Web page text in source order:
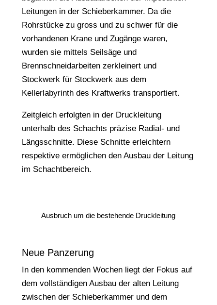
Leitungen in der Schieberkammer. Da die
Rohrstücke zu gross und zu schwer für die
vorhandenen Krane und Zugänge waren,
wurden sie mittels Seilsäge und
Brennschneidarbeiten zerkleinert und
Stockwerk für Stockwerk aus dem
Kellerlabyrinth des Kraftwerks transportiert.
Zeitgleich erfolgten in der Druckleitung
unterhalb des Schachts präzise Radial- und
Längsschnitte. Diese Schnitte erleichtern
respektive ermöglichen den Ausbau der Leitung
im Schachtbereich.
Ausbruch um die bestehende Druckleitung
Neue Panzerung
In den kommenden Wochen liegt der Fokus auf
dem vollständigen Ausbau der alten Leitung
zwischen der Schieberkammer und dem